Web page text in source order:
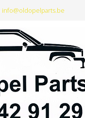
info@oldopelparts.be